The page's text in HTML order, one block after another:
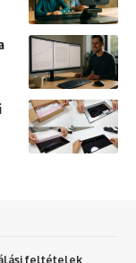
feltételek